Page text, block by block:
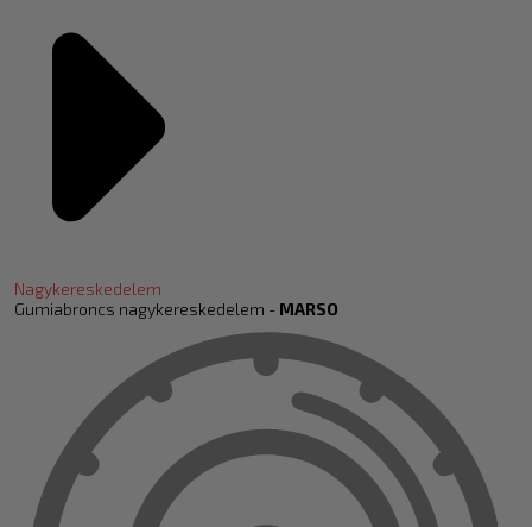
Nagykereskedelem
Gumiabroncs nagykereskedelem - MARSO